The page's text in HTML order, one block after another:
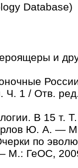
Database)
и
Ч. 1 / Отв.
В 15 т.
Ю. А. —
по
М.: ГеОС,